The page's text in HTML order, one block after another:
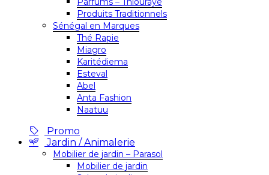
Produits Traditionnels
Sénégal en Marques
Thé Rapie
Miagro
Karitédiema
Esteval
Abel
Anta Fashion
Naatuu
Promo
Jardin / Animalerie
Mobilier de jardin – Parasol
Mobilier de jardin